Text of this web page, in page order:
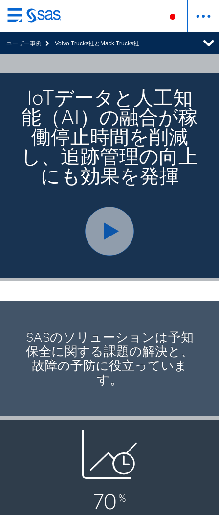
Skip
to
main
content
ユーザー事例 Volvo Trucks社とMack Trucks社
IoTデータと人工知
能（AI）の融合が稼
働停止時間を削減
し、追跡管理の向上
にも効果を発揮
SASのソリューションは予知
保全に関する課題の解決と、
故障の予防に役立っていま
す。
70 %